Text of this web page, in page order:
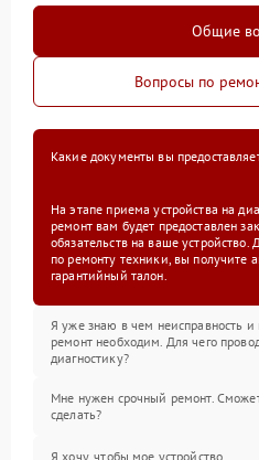
Общие
Вопросы по
Какие документы вы
На этапе приема устройства на
ремонт вам будет предоставлен
обязательств на ваше
по ремонту техники, вы получите
гарантийный талон.
Я уже знаю в чем неисправность и
ремонт необходим. Для чего
диагностику?
Мне нужен срочный ремонт.
сделать?
Я хочу, чтобы мое устройство